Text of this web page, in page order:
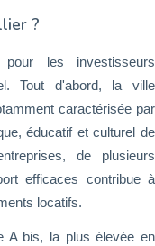
?
pour les investisseurs
Tout d'abord, la ville
caractérisée par
éducatif et culturel de
de plusieurs
efficaces contribue à
locatifs.
A bis, la plus élevée en